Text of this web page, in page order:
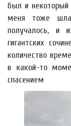
был и некоторый
меня тоже
получалось, и
гигантских
количество
в какой-то
спасением